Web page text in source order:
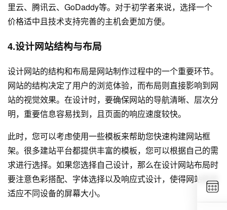
里云、腾讯云、GoDaddy等。对于初学者来说，选择一个
价格适中且技术支持完善的主机会更加方便。
4.设计网站结构与布局
设计网站的结构和布局是网站制作过程中的一个重要环节。
网站的结构决定了用户的浏览体验，而布局则直接影响到网
站的视觉效果。在设计时，要确保网站的导航清晰、层次分
明，重要信息容易找到，且页面的响应速度较快。
此时，您可以考虑使用一些模板来帮助您快速构建网站框
架。很多建站平台都提供丰富的模板，您可以根据自己的需
求进行选择。如果您选择自己设计，那么在设计网站布局时
要注意色彩搭配、字体选择以及响应式设计，使得网站能够
适应不同设备的屏幕大小。